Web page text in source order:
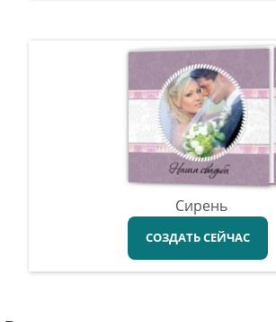
Сирень
СОЗДАТЬ СЕЙЧАС